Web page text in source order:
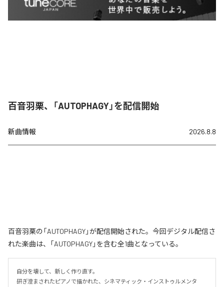
百音羽栗、「AUTOPHAGY」を配信開始
新曲情報 2026.8.8
百音羽栗の「AUTOPHAGY」が配信開始された。今回デジタル配信さ
れた楽曲は、「AUTOPHAGY」を含む全1曲となっている。
自分を壊して、新しく作り直す。
研ぎ澄まされたピアノで描かれた、シネマティック・インストゥルメンタ